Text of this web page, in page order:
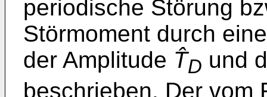
periodische Störung
Störmoment durch
der Amplitude T̂D und
beschrieben. Der vom